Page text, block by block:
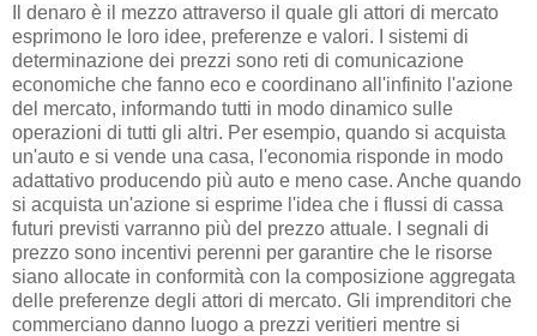
Il denaro è il mezzo attraverso il quale gli attori di mercato
esprimono le loro idee, preferenze e valori. I sistemi di
determinazione dei prezzi sono reti di comunicazione
economiche che fanno eco e coordinano all'infinito l'azione
del mercato, informando tutti in modo dinamico sulle
operazioni di tutti gli altri. Per esempio, quando si acquista
un'auto e si vende una casa, l'economia risponde in modo
adattativo producendo più auto e meno case. Anche quando
si acquista un'azione si esprime l'idea che i flussi di cassa
futuri previsti varranno più del prezzo attuale. I segnali di
prezzo sono incentivi perenni per garantire che le risorse
siano allocate in conformità con la composizione aggregata
delle preferenze degli attori di mercato. Gli imprenditori che
commerciano danno luogo a prezzi veritieri mentre si